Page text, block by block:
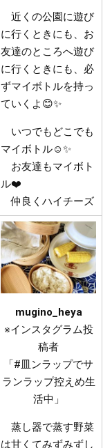
近くの公園に遊び
に行くときにも、お
友達のところへ遊び
に行くときにも、必
ずマイボトルを持っ
ていくよ😊✨️
いつでもどこでも
マイボトル☺️✨️
お友達もマイボト
ル❤️
仲良くハイチーズ
mugino_heya​
※インスタグラム投
稿者
「#皿ンラップでサ
ランラップ控えめ生
活中」
蒸し器で蒸す野菜
は甘くてみずみずし